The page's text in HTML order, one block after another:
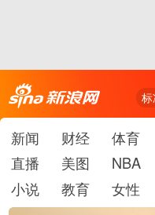
新闻 财经 体育
直播
美图 NBA
小说
教育 女性